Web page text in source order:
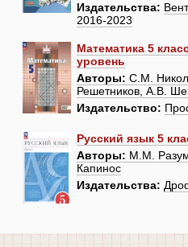
Издательства:
2016-2023
Математика 5
уровень
Авторы: С.М.
Решетников, А.В.
Издательство:
Русский язык 5
Авторы: М.М.
Капинос
Издательства: